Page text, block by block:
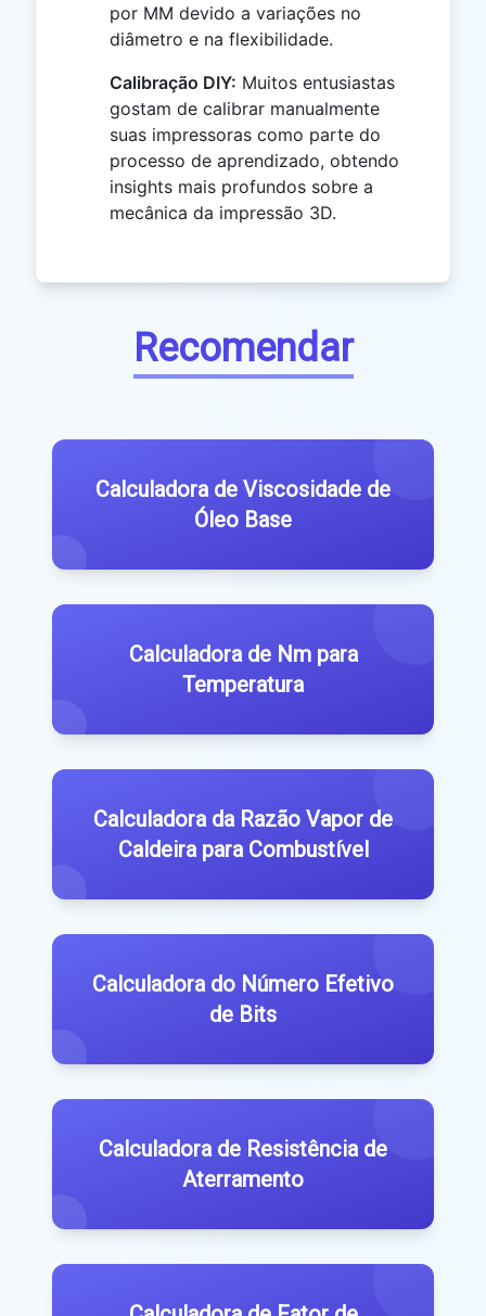
por MM devido a variações no
diâmetro e na flexibilidade.
Calibração DIY: Muitos entusiastas
gostam de calibrar manualmente
suas impressoras como parte do
processo de aprendizado, obtendo
insights mais profundos sobre a
mecânica da impressão 3D.
Recomendar
Calculadora de Viscosidade de
Óleo Base
Calculadora de Nm para
Temperatura
Calculadora da Razão Vapor de
Caldeira para Combustível
Calculadora do Número Efetivo
de Bits
Calculadora de Resistência de
Aterramento